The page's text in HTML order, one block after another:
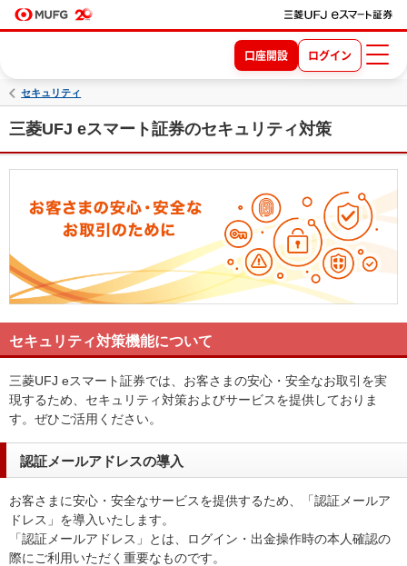
口座開設 ログイン
セキュリティ
三菱UFJ eスマート証券のセキュリティ対策
セキュリティ対策機能について
三菱UFJ eスマート証券では、お客さまの安心・安全なお取引を実
現するため、セキュリティ対策およびサービスを提供しておりま
す。ぜひご活用ください。
認証メールアドレスの導入
お客さまに安心・安全なサービスを提供するため、「認証メールア
ドレス」を導入いたします。
「認証メールアドレス」とは、ログイン・出金操作時の本人確認の
際にご利用いただく重要なものです。